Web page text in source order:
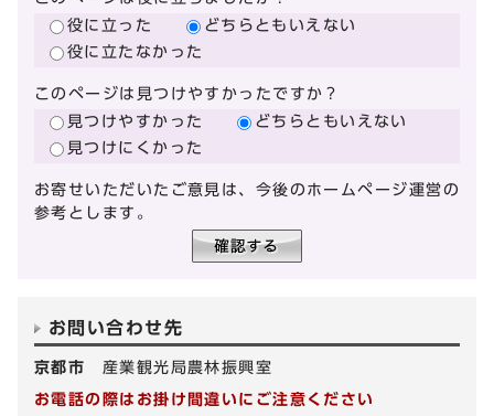
役に立った
どちらともいえない
役に立たなかった
このページは見つけやすかったですか？
見つけやすかった
どちらともいえない
見つけにくかった
お寄せいただいたご意見は、今後のホームページ運営の
参考とします。
お問い合わせ先
京都市 産業観光局農林振興室
お電話の際はお掛け間違いにご注意ください